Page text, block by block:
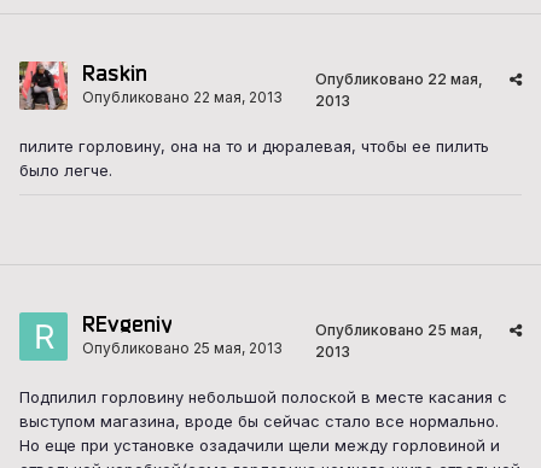
Raskin
Опубликовано 22 мая, 2013
Опубликовано 22 мая,
2013
пилите горловину, она на то и дюралевая, чтобы ее пилить
было легче.
REvgeniy
Опубликовано 25 мая, 2013
Опубликовано 25 мая,
2013
Подпилил горловину небольшой полоской в месте касания с
выступом магазина, вроде бы сейчас стало все нормально.
Но еще при установке озадачили щели между горловиной и